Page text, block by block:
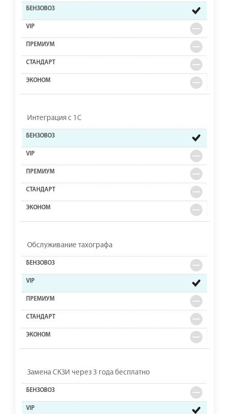
Интеграция с 1С
Обслуживание тахографа
Замена СКЗИ через 3 года бесплатно